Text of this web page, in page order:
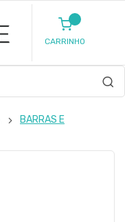
CARRINHO
BARRAS E